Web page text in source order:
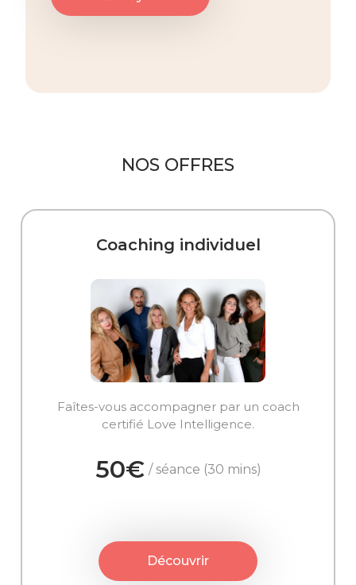
NOS OFFRES
Coaching individuel
Faîtes-vous accompagner par un coach
certifié Love Intelligence.
50€ / séance (30 mins)
Découvrir